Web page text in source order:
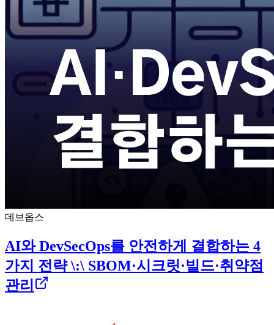
데브옵스
AI와 DevSecOps를 안전하게 결합하는 4
가지 전략 \:\ SBOM·시크릿·빌드·취약점
관리